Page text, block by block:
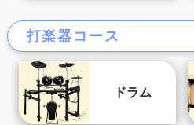
打楽器コース
ドラム